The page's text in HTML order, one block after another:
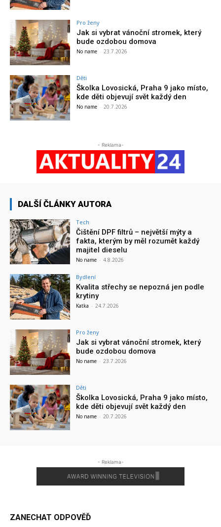
Pro ženy
Jak si vybrat vánoční stromek, který
bude ozdobou domova
No name - 23.7.2026
Děti
Školka Lovosická, Praha 9 jako místo,
kde děti objevují svět každý den
No name - 20.7.2026
- Reklama-
DALŠÍ ČLÁNKY AUTORA
Tech
Čištění DPF filtrů – největší mýty a
fakta, kterým by měl rozumět každý
majitel dieselu
No name - 4.8.2026
Bydlení
Kvalita střechy se nepozná jen podle
krytiny
Katka - 24.7.2026
Pro ženy
Jak si vybrat vánoční stromek, který
bude ozdobou domova
No name - 23.7.2026
Děti
Školka Lovosická, Praha 9 jako místo,
kde děti objevují svět každý den
No name - 20.7.2026
- Reklama-
ZANECHAT ODPOVĚĎ